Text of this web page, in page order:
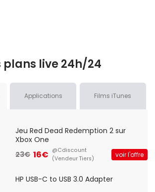
plans live 24h/24
Applications Films iTunes
Jeu Red Dead Redemption 2 sur
Xbox One
23€ 16€ @Cdiscount
(Vendeur Tiers)
voir l'offre
HP USB-C to USB 3.0 Adapter